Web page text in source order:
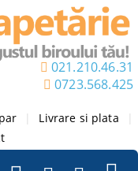
021.210.46.31
0723.568.425
Livrare si plata